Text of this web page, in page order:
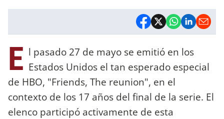
E l pasado 27 de mayo se emitió en los
Estados Unidos el tan esperado especial
de HBO, "Friends, The reunion", en el
contexto de los 17 años del final de la serie. El
elenco participó activamente de esta